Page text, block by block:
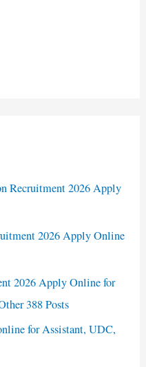
Recruitment 2026 Apply
2026 Apply Online
2026 Apply Online for
388 Posts
for Assistant, UDC,